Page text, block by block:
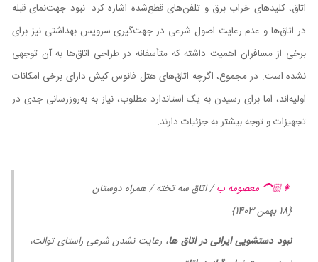
اتاق، کلیدهای خراب برق و تلفن‌های قطع‌شده اشاره کرد. نبود جهت‌نمای قبله
در اتاق‌ها و عدم رعایت اصول شرعی در جهت‌گیری سرویس بهداشتی نیز برای
برخی از مسافران اهمیت داشته که متأسفانه در طراحی اتاق‌ها به آن توجهی
نشده است. در مجموع، اگرچه اتاق‌های هتل فانوس کیش دارای برخی امکانات
اولیه‌اند، اما برای رسیدن به یک استاندارد مطلوب، نیاز به به‌روزرسانی جدی در
تجهیزات و توجه بیشتر به جزئیات دارند.
👩🏻‍🦱 معصومه ب/ اتاق سه تخته / همراه دوستان
{18 بهمن 1403}
نبود دستشویی ایرانی در اتاق ها، رعایت نشدن شرعی راستای توالت،